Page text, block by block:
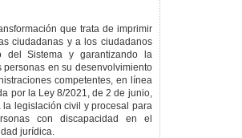
Y
Y
que trata de imprimir
ciudadanas y a los ciudadanos
del Sistema y garantizando la
en su desenvolvimiento
competentes, en línea
por la Ley 8/2021, de 2 de junio,
la legislación civil y procesal para
con discapacidad en el
jurídica.